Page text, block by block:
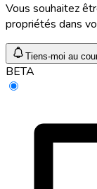
Vous souhaitez
propriétés dans
Tiens-moi au
BETA